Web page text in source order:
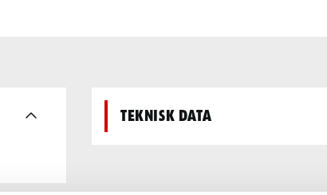
Teknisk data